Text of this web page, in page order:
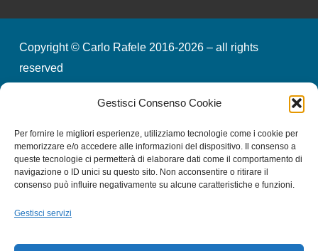
Gestisci Consenso Cookie
Per fornire le migliori esperienze, utilizziamo tecnologie come i cookie per
memorizzare e/o accedere alle informazioni del dispositivo. Il consenso a
queste tecnologie ci permetterà di elaborare dati come il comportamento di
navigazione o ID unici su questo sito. Non acconsentire o ritirare il
consenso può influire negativamente su alcune caratteristiche e funzioni.
Gestisci servizi
Copyright © Carlo Rafele 2016-2026 – all rights
reserved
privacy & cookies
Iscriviti alla nostra Newsletter
Email*